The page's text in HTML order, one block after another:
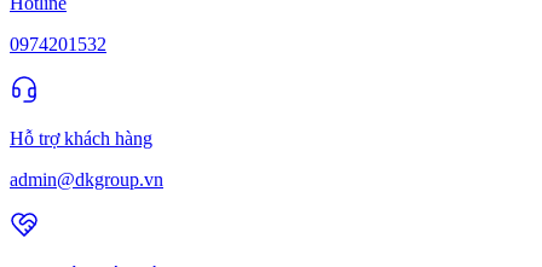
0974201532
Hỗ trợ khách hàng
admin@dkgroup.vn